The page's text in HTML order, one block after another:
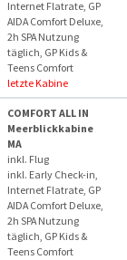
Internet Flatrate, GP
AIDA Comfort Deluxe,
2h SPA Nutzung
täglich, GP Kids &
Teens Comfort
letzte Kabine
COMFORT ALL IN
Meerblickkabine
MA
inkl. Flug
inkl. Early Check-in,
Internet Flatrate, GP
AIDA Comfort Deluxe,
2h SPA Nutzung
täglich, GP Kids &
Teens Comfort